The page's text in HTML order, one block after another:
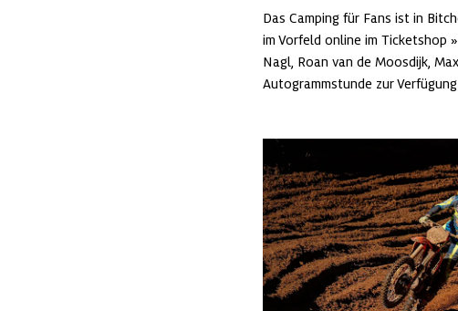
Das Camping für Fans ist in
im Vorfeld online im Ticketshop
Nagl, Roan van de Moosdijk,
Autogrammstunde zur